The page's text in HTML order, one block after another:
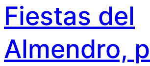
Fiestas del
Almendro,